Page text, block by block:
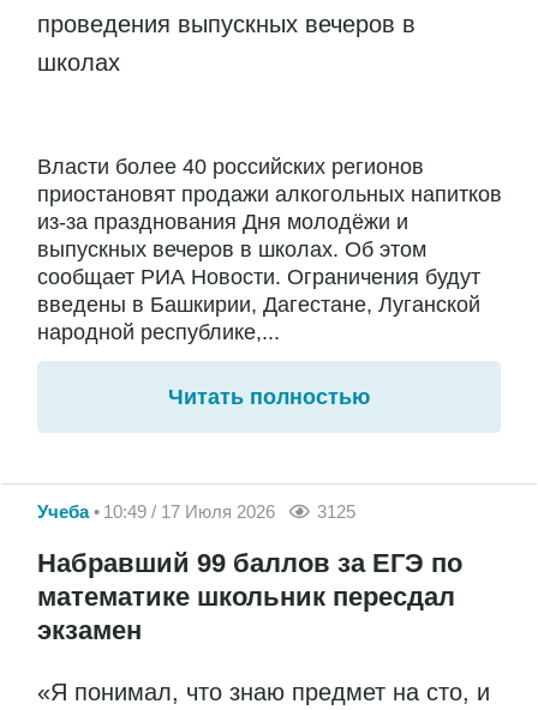
проведения выпускных вечеров в
школах
Власти более 40 российских регионов
приостановят продажи алкогольных напитков
из-за празднования Дня молодёжи и
выпускных вечеров в школах. Об этом
сообщает РИА Новости. Ограничения будут
введены в Башкирии, Дагестане, Луганской
народной республике,...
Читать полностью
Учеба 10:49 / 17 Июля 2026 3125
Набравший 99 баллов за ЕГЭ по
математике школьник пересдал
экзамен
«Я понимал, что знаю предмет на сто, и